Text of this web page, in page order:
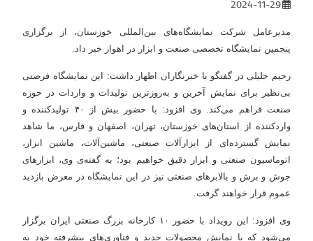
مدیرعامل شرکت نمایشگاه‌های بین‌المللی خوزستان، از برگزاری
پنجمین نمایشگاه تخصصی صنعت و ابزار در اهواز خبر داد.
رحیم جلیلی در گفتگو با خبرنگاران اظهار داشت: این نمایشگاه فرصتی
بی‌نظیر برای نمایش آخرین و به‌روزترین تولیدات و واردات در حوزه
صنعت فراهم می‌کند. وی افزود: با حضور بیش از ۴۰ تولیدکننده و
واردکننده از استان‌های خوزستان، تهران، اصفهان و فارس، ما شاهد
نمایش گسترده‌ای از ابزارآلات صنعتی، ماشین‌آلات، ماشین ابزار،
اتوماسیون صنعتی و ابزار دقیق خواهیم بود؛ به گفته‌ی وی، ابزارهای
جوش و برش و بالابرهای صنعتی نیز در این نمایشگاه در معرض بازدید
عموم قرار خواهند گرفت.
وی افزود: این رویداد با حضور ۱۰ کارخانه بزرگ صنعتی ایران برگزار
می‌شود که با نمایش محصولات جدید و فناوری‌های پیشرفته خود به